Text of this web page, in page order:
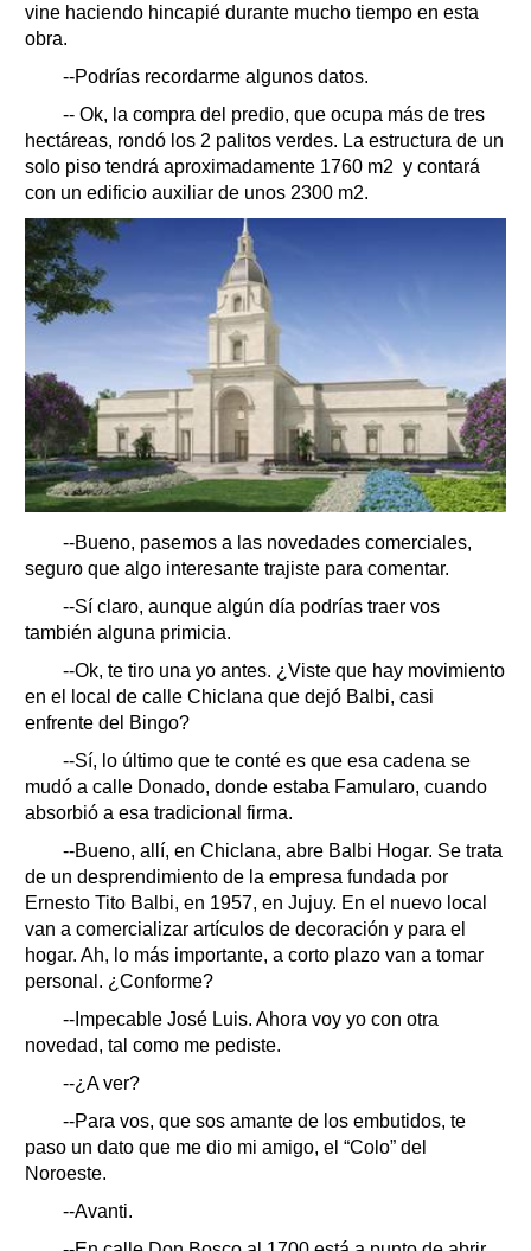
vine haciendo hincapié durante mucho tiempo en esta
obra.
--Podrías recordarme algunos datos.
-- Ok, la compra del predio, que ocupa más de tres
hectáreas, rondó los 2 palitos verdes. La estructura de un
solo piso tendrá aproximadamente 1760 m2 y contará
con un edificio auxiliar de unos 2300 m2.
--Bueno, pasemos a las novedades comerciales,
seguro que algo interesante trajiste para comentar.
--Sí claro, aunque algún día podrías traer vos
también alguna primicia.
--Ok, te tiro una yo antes. ¿Viste que hay movimiento
en el local de calle Chiclana que dejó Balbi, casi
enfrente del Bingo?
--Sí, lo último que te conté es que esa cadena se
mudó a calle Donado, donde estaba Famularo, cuando
absorbió a esa tradicional firma.
--Bueno, allí, en Chiclana, abre Balbi Hogar. Se trata
de un desprendimiento de la empresa fundada por
Ernesto Tito Balbi, en 1957, en Jujuy. En el nuevo local
van a comercializar artículos de decoración y para el
hogar. Ah, lo más importante, a corto plazo van a tomar
personal. ¿Conforme?
--Impecable José Luis. Ahora voy yo con otra
novedad, tal como me pediste.
--¿A ver?
--Para vos, que sos amante de los embutidos, te
paso un dato que me dio mi amigo, el “Colo” del
Noroeste.
--Avanti.